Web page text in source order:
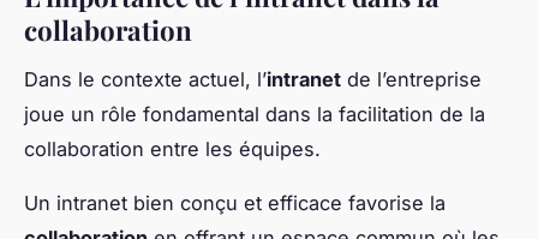
collaboration
Dans le contexte actuel, l’intranet de l’entreprise
joue un rôle fondamental dans la facilitation de la
collaboration entre les équipes.
Un intranet bien conçu et efficace favorise la